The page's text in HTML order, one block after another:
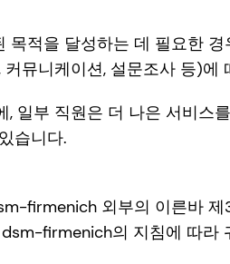
적을 달성하는 데 필요한
뮤니케이션, 설문조사 등)
, 일부 직원은 더 나은 서비스
습니다.
firmenich 외부의 이른바
firmenich의 지침에 따라